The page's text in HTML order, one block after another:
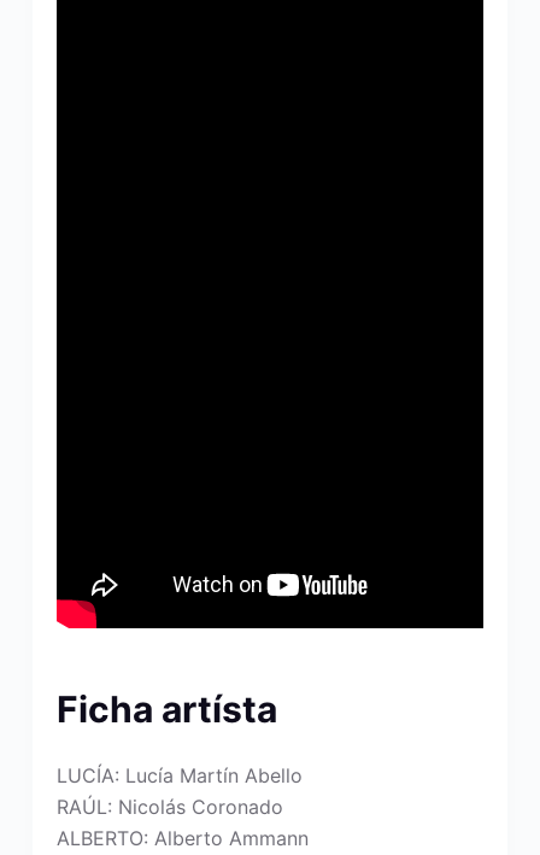
Ficha artísta
LUCÍA: Lucía Martín Abello
RAÚL: Nicolás Coronado
ALBERTO: Alberto Ammann